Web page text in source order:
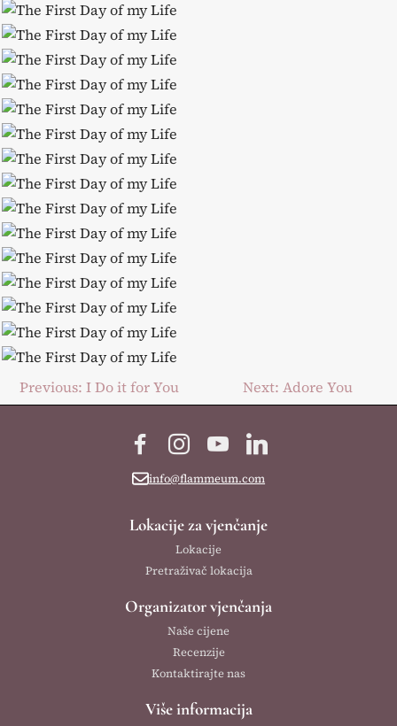
PostPrevious: I Do it for You Next: Adore You
Facebook
Instagram
YouTubeLinkedIn
info@flammeum.com
Lokacije za vjenčanje
Lokacije
Pretraživač lokacija
Organizator vjenčanja
Naše cijene
Recenzije
Kontaktirajte nas
Više informacija